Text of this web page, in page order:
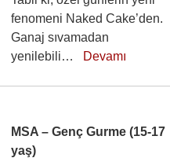
fenomeni Naked Cake’den.
Ganaj sıvamadan
yenilebili… Devamı
MSA – Genç Gurme (15-17
yaş)